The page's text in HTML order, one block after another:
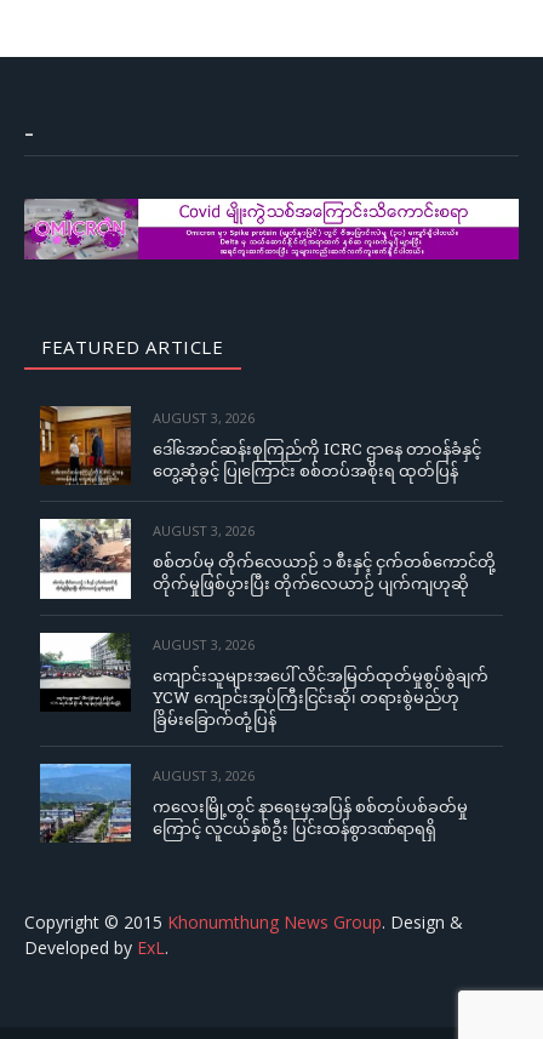
–
FEATURED ARTICLE
AUGUST 3, 2026
ဒေါ်အောင်ဆန်းစုကြည်ကို ICRC ဌာနေ တာဝန်ခံနှင့်
တွေ့ဆုံခွင့် ပြုကြောင်း စစ်တပ်အစိုးရ ထုတ်ပြန်
AUGUST 3, 2026
စစ်တပ်မှ တိုက်လေယာဉ် ၁ စီးနှင့် ငှက်တစ်ကောင်တို့
တိုက်မှုဖြစ်ပွားပြီး တိုက်လေယာဉ် ပျက်ကျဟုဆို
AUGUST 3, 2026
ကျောင်းသူများအပေါ် လိင်အမြတ်ထုတ်မှုစွပ်စွဲချက်
YCW ကျောင်းအုပ်ကြီးငြင်းဆို၊ တရားစွဲမည်ဟု
ခြိမ်းခြောက်တုံ့ပြန်
AUGUST 3, 2026
ကလေးမြို့တွင် နာရေးမှအပြန် စစ်တပ်ပစ်ခတ်မှု
ကြောင့် လူငယ်နှစ်ဦး ပြင်းထန်စွာဒဏ်ရာရရှိ
Copyright © 2015 Khonumthung News Group. Design &
Developed by ExL.